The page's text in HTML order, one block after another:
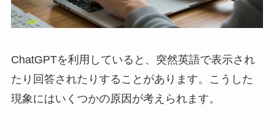
ChatGPTを利用していると、突然英語で表示され
たり回答されたりすることがあります。こうした
現象にはいくつかの原因が考えられます。